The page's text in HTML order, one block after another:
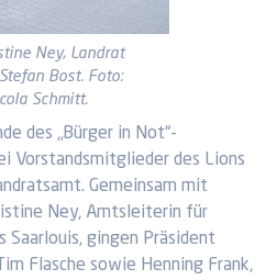
Ney, Landrat
Bost. Foto:
Schmitt.
des „Bürger in Not“-
Vorstandsmitglieder des Lions
Gemeinsam mit
Ney, Amtsleiterin für
Saarlouis, gingen Präsident
Flasche sowie Henning Frank,